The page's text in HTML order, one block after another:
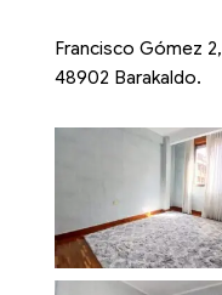
Francisco Gómez 2,
48902 Barakaldo.